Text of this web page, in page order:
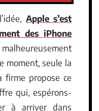
Apple s’est
des iPhone
moment, seule la
firme propose ce
qui, espérons-
à arriver dans